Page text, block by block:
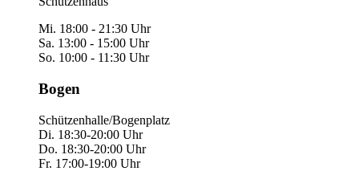
Mi. 18:00 - 21:30 Uhr
Sa. 13:00 - 15:00 Uhr
So. 10:00 - 11:30 Uhr
Bogen
Schützenhalle/Bogenplatz
Di. 18:30-20:00 Uhr
Do. 18:30-20:00 Uhr
Fr. 17:00-19:00 Uhr